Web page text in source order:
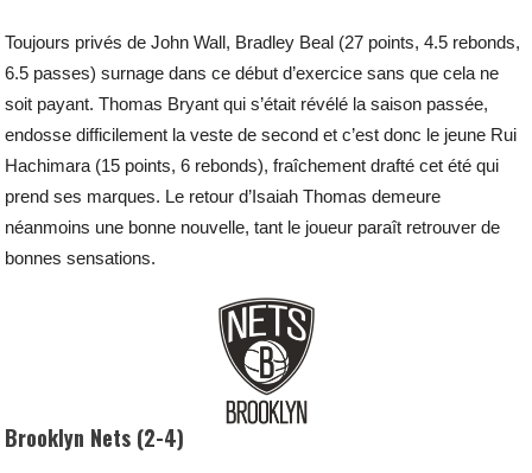
Toujours privés de John Wall, Bradley Beal (27 points, 4.5 rebonds,
6.5 passes) surnage dans ce début d’exercice sans que cela ne
soit payant. Thomas Bryant qui s’était révélé la saison passée,
endosse difficilement la veste de second et c’est donc le jeune Rui
Hachimara (15 points, 6 rebonds), fraîchement drafté cet été qui
prend ses marques. Le retour d’Isaiah Thomas demeure
néanmoins une bonne nouvelle, tant le joueur paraît retrouver de
bonnes sensations.
Brooklyn Nets (2-4)